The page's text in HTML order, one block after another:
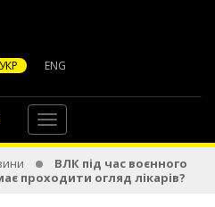
УКР ENG
ВЛК під час воєнного
проходити огляд лікарів?